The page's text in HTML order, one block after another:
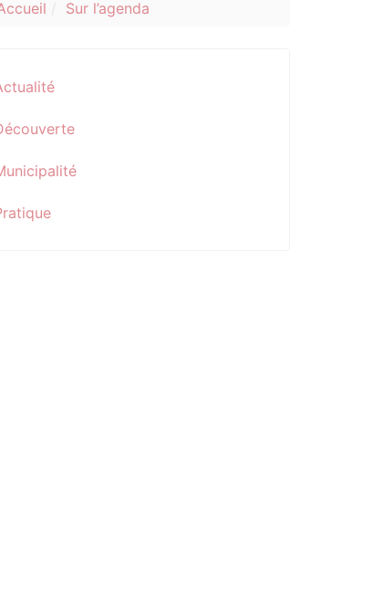
Sur l’agenda